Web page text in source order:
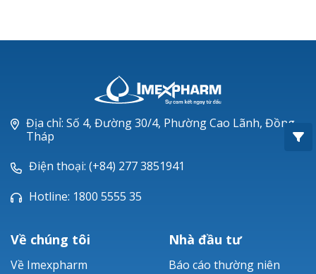
Piperacillin
Ticarlinat®
Zobacta®
Bacsulfo®
Địa chỉ: Số 4, Đường 30/4, Phường Cao Lãnh, Đồng
Tháp
Điện thoại: (+84) 277 3851941
Hotline: 1800 5555 35
Về chúng tôi
Về Imexpharm
Nhà đầu tư
Báo cáo thường niên